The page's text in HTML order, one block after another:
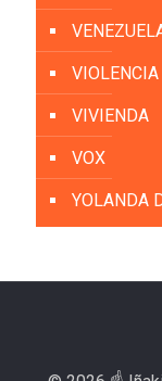
VIOLENCIA
VIVIENDA
VOX
YOLANDA